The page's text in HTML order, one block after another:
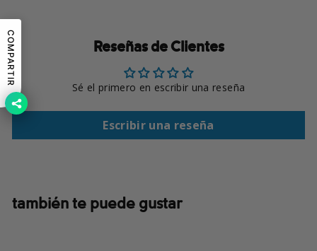
Reseñas de Clientes
Sé el primero en escribir una reseña
Escribir una reseña
también te puede gustar
COMPARTIR